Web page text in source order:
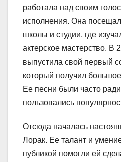
работала над своим
исполнения. Она
школы и студии, где
актерское мастерство. В
выпустила свой первый
который получил
Ее песни были часто
пользовались
Отсюда началась
Лорак. Ее талант и
публикой помогли ей